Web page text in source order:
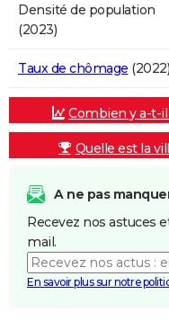
Densité de population
(2023)
Taux de chômage (2022)
Combien y a-t-
Quelle est la
A ne pas
Recevez nos astuces
mail.
En savoir plus sur notre